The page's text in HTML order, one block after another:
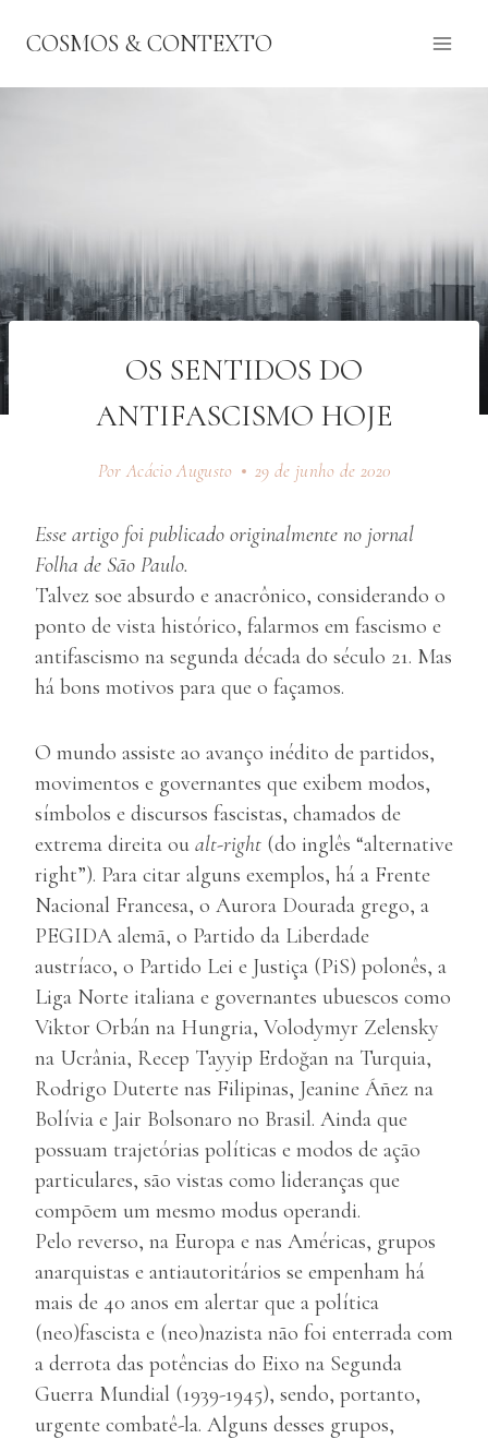
paraCOSMOS & CONTEXTO
OS SENTIDOS DO
ANTIFASCISMO HOJE
Por Acácio Augusto 29 de junho de 2020
Esse artigo foi publicado originalmente no jornal
Folha de São Paulo.
Talvez soe absurdo e anacrônico, considerando o
ponto de vista histórico, falarmos em fascismo e
antifascismo na segunda década do século 21. Mas
há bons motivos para que o façamos.
O mundo assiste ao avanço inédito de partidos,
movimentos e governantes que exibem modos,
símbolos e discursos fascistas, chamados de
extrema direita ou alt-right (do inglês “alternative
right”). Para citar alguns exemplos, há a Frente
Nacional Francesa, o Aurora Dourada grego, a
PEGIDA alemã, o Partido da Liberdade
austríaco, o Partido Lei e Justiça (PiS) polonês, a
Liga Norte italiana e governantes ubuescos como
Viktor Orbán na Hungria, Volodymyr Zelensky
na Ucrânia, Recep Tayyip Erdoğan na Turquia,
Rodrigo Duterte nas Filipinas, Jeanine Áñez na
Bolívia e Jair Bolsonaro no Brasil. Ainda que
possuam trajetórias políticas e modos de ação
particulares, são vistas como lideranças que
compõem um mesmo modus operandi.
Pelo reverso, na Europa e nas Américas, grupos
anarquistas e antiautoritários se empenham há
mais de 40 anos em alertar que a política
(neo)fascista e (neo)nazista não foi enterrada com
a derrota das potências do Eixo na Segunda
Guerra Mundial (1939-1945), sendo, portanto,
urgente combatê-la. Alguns desses grupos,